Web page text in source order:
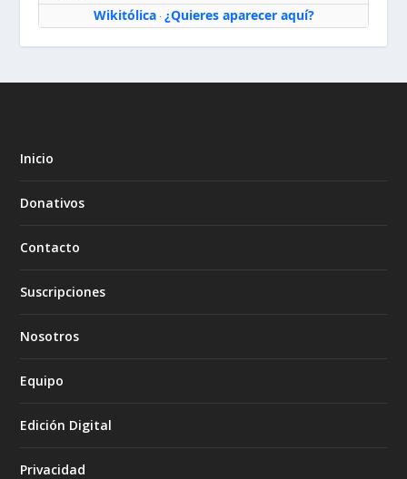
Wikitólica· ¿Quieres aparecer aquí?
Inicio
Donativos
Contacto
Suscripciones
Nosotros
Equipo
Edición Digital
Privacidad